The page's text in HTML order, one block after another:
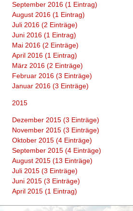
September 2016 (1 Eintrag)
August 2016 (1 Eintrag)
Juli 2016 (2 Einträge)
Juni 2016 (1 Eintrag)
Mai 2016 (2 Einträge)
April 2016 (1 Eintrag)
März 2016 (2 Einträge)
Februar 2016 (3 Einträge)
Januar 2016 (3 Einträge)
2015
Dezember 2015 (3 Einträge)
November 2015 (3 Einträge)
Oktober 2015 (4 Einträge)
September 2015 (4 Einträge)
August 2015 (13 Einträge)
Juli 2015 (3 Einträge)
Juni 2015 (3 Einträge)
April 2015 (1 Eintrag)